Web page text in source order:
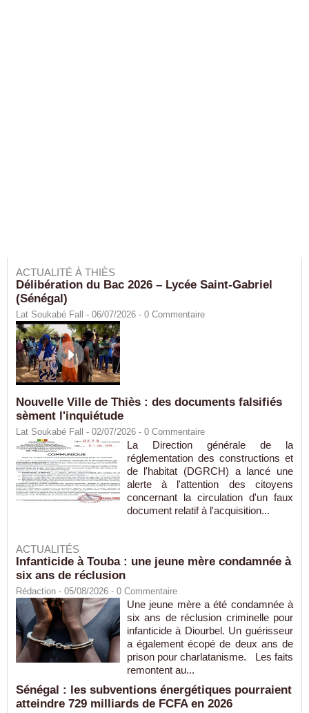
ACTUALITÉ À THIÈS
Délibération du Bac 2026 – Lycée Saint-Gabriel
(Sénégal)
Lat Soukabé Fall - 06/07/2026 - 0 Commentaire
Nouvelle Ville de Thiès : des documents falsifiés
sèment l'inquiétude
Lat Soukabé Fall - 02/07/2026 - 0 Commentaire
La Direction générale de la
réglementation des constructions et
de l'habitat (DGRCH) a lancé une
alerte à l'attention des citoyens
concernant la circulation d'un faux
document relatif à l'acquisition...
ACTUALITÉS
Infanticide à Touba : une jeune mère condamnée à
six ans de réclusion
Rédaction - 05/08/2026 - 0 Commentaire
Une jeune mère a été condamnée à
six ans de réclusion criminelle pour
infanticide à Diourbel. Un guérisseur
a également écopé de deux ans de
prison pour charlatanisme. Les faits
remontent au...
Sénégal : les subventions énergétiques pourraient
atteindre 729 milliards de FCFA en 2026